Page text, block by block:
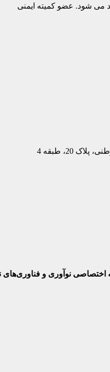
20، طبقه 4
اختصاصی نوآوری و